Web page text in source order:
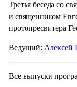
Третья беседа со
и священником
протопресвитера
Ведущий: Алексей
Все выпуски